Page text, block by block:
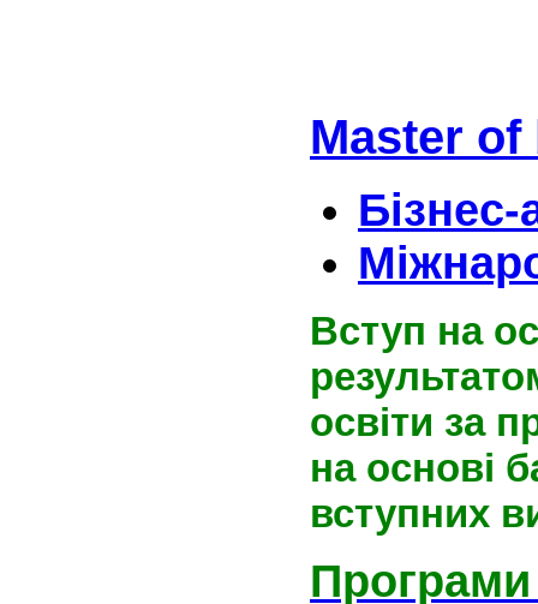
Мaster of
Бізнес-
Вступ на
освіти за
на основі
вступних